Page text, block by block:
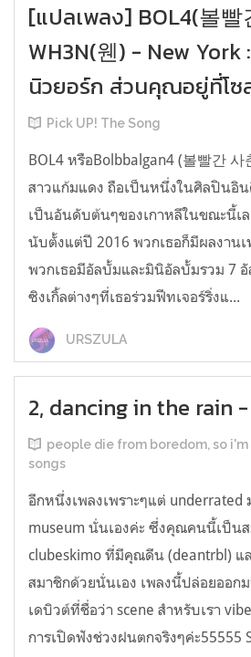
[แปลเพลง] BOL4(볼빨
WH3N(웬) - New York
นิวยอร์ก ส่วนคุณอยู่ที่โซ
Pick UP! The Song
BOL4 หรือBolbbalgan4 (볼빨간
สาวแก้มแดง ถือเป็นหนึ่งในศิลปินอิน
เป็นอันดับต้นๆของเกาหลีในขณะนี้เ
นับตั้งแต่ปี 2016 พวกเธอก็มีผลงาน
พวกเธอมีอัลบั้มและมินิอัลบั้มรวม 7
ซิงเกิ้ลต่างๆที่เธอร่วมฟีทเจอร์ริ่งแ...
URSZULA
2, dancing in the rain
people die from boredom, so
songs
อีกหนึ่งเพลงเพราะๆแต่ underrated
museum นั่นเองค่ะ ซึ่งคุณคนนี้เป็น
clubeskimo ที่มีคุณดีน (deantrbl) แ
สมาชิกด้วยนั่นเอง เพลงนี้ปล่อยออก
เดบิวต์ที่ชื่อว่า scene สำหรับเรา
การเปิดฟังช่วงฝนตกจริงๆค่ะ55555